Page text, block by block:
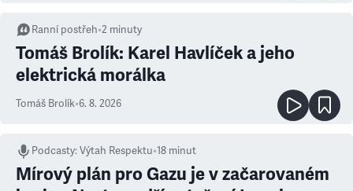
Ranní postřeh•2 minuty
Tomáš Brolík: Karel Havlíček a jeho
elektrická morálka
Tomáš Brolík•6. 8. 2026
Podcasty:Výtah Respektu•18 minut
Mírový plán pro Gazu je v začarovaném